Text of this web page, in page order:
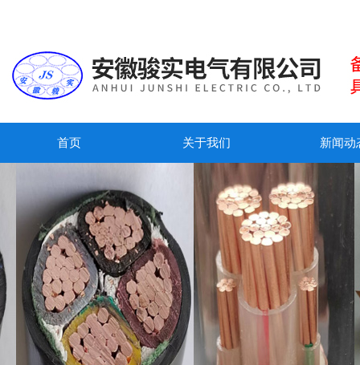
首页 关于我们 新闻动